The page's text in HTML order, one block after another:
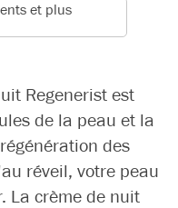
et plus
Regenerist est
de la peau et la
des
réveil, votre peau
La crème de nuit